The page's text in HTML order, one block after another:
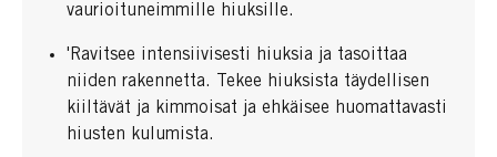
vaurioituneimmille hiuksille.
'Ravitsee intensiivisesti hiuksia ja tasoittaa
niiden rakennetta. Tekee hiuksista täydellisen
kiiltävät ja kimmoisat ja ehkäisee huomattavasti
hiusten kulumista.